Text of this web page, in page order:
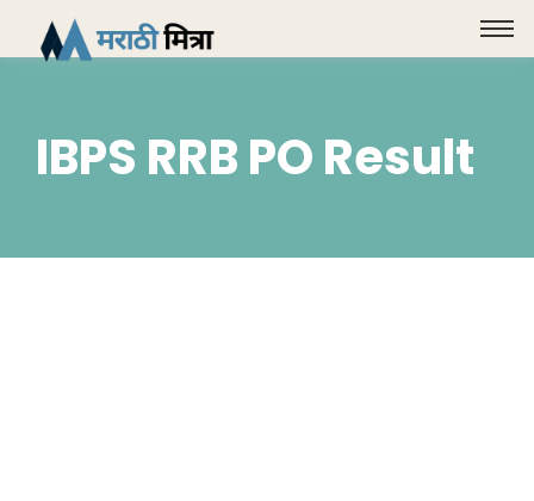
IBPS RRB PO Result